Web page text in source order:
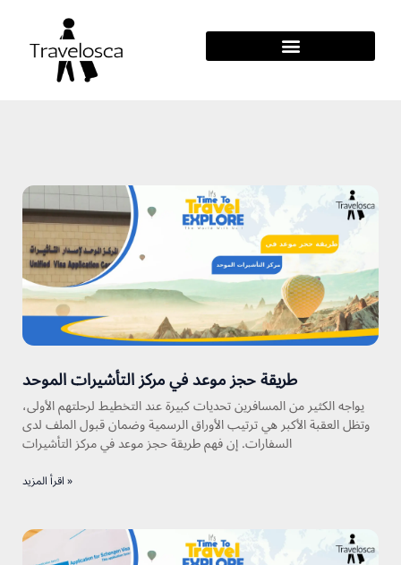
Content
طريقة حجز موعد في مركز التأشيرات الموحد
يواجه الكثير من المسافرين تحديات كبيرة عند التخطيط لرحلتهم الأولى،
وتظل العقبة الأكبر هي ترتيب الأوراق الرسمية وضمان قبول الملف لدى
السفارات. إن فهم طريقة حجز موعد في مركز التأشيرات
اقرأ المزيد »